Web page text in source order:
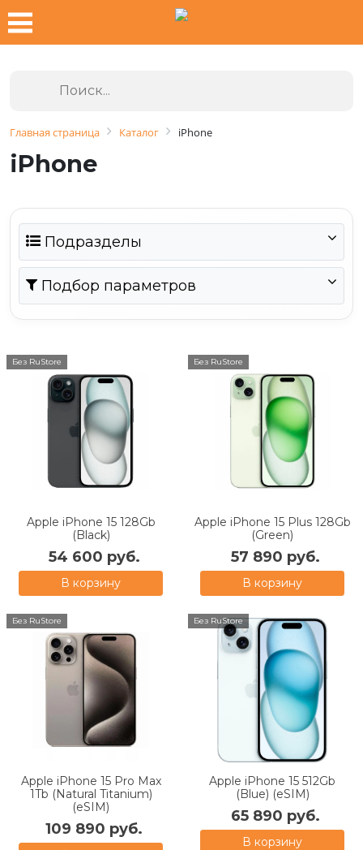
Главная страница Каталог iPhone
iPhone
Подразделы
Подбор параметров
Без RuStore
Apple iPhone 15 128Gb
(Black)
54 600 руб.
В корзину
Без RuStore
Apple iPhone 15 Plus 128Gb
(Green)
57 890 руб.
В корзину
Без RuStore
Apple iPhone 15 Pro Max
1Tb (Natural Titanium)
(eSIM)
109 890 руб.
Без RuStore
Apple iPhone 15 512Gb
(Blue) (eSIM)
65 890 руб.
В корзину